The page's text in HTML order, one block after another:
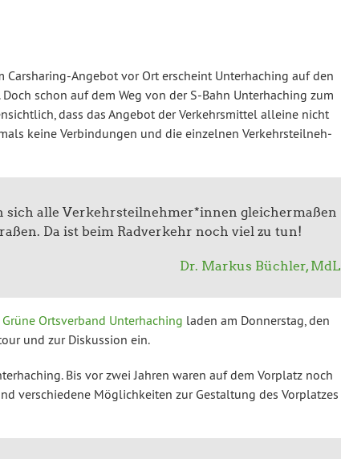
An­ge­bot vor Ort erscheint Un­ter­ha­ching auf den
schon auf dem Weg von der S-Bahn Un­ter­ha­ching zum
dass das Angebot der Ver­kehrs­mit­tel alleine nicht
keine Ver­bin­dun­gen und die einzelnen Ver­kehrs­teil­neh­
sich alle Ver­kehrs­teil­neh­mer*innen glei­cher­ma­ßen
Da ist beim Rad­ver­kehr noch viel zu tun!
Dr. Markus Büchler, MdL
Grüne Orts­ver­band Un­ter­ha­ching laden am Don­ners­tag, den
und zur Dis­kus­si­on ein.
Bis vor zwei Jahren waren auf dem Vorplatz noch
ver­schie­de­ne Mög­lich­kei­ten zur Ge­stal­tung des Vor­plat­zes